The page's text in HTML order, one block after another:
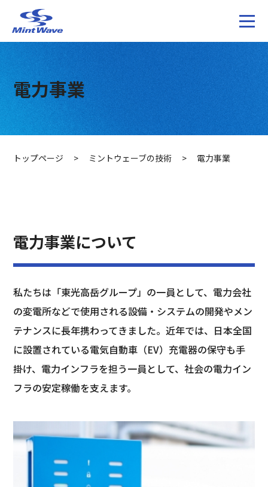
電力事業
トップページ > ミントウェーブの技術 > 電力事業
電力事業について
私たちは「東光高岳グループ」の一員として、電力会社
の変電所などで使用される設備・システムの開発やメン
テナンスに長年携わってきました。近年では、日本全国
に設置されている電気自動車（EV）充電器の保守も手
掛け、電力インフラを担う一員として、社会の電力イン
フラの安定稼働を支えます。